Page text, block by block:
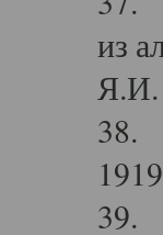
из
Я.И.
38.
39.